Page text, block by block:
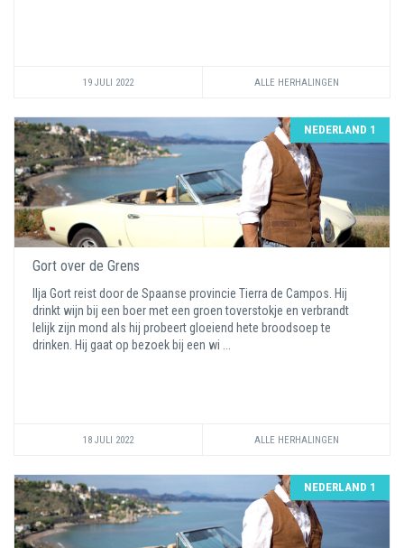
19 JULI 2022 ALLE HERHALINGEN
NEDERLAND 1
Gort over de Grens
Ilja Gort reist door de Spaanse provincie Tierra de Campos. Hij
drinkt wijn bij een boer met een groen toverstokje en verbrandt
lelijk zijn mond als hij probeert gloeiend hete broodsoep te
drinken. Hij gaat op bezoek bij een wi ...
18 JULI 2022 ALLE HERHALINGEN
NEDERLAND 1